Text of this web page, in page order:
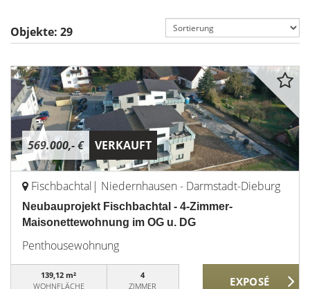
Objekte: 29
569.000,- € VERKAUFT
Fischbachtal| Niedernhausen - Darmstadt-Dieburg
Neubauprojekt Fischbachtal - 4-Zimmer-
Maisonettewohnung im OG u. DG
Penthousewohnung
139,12 m²
WOHNFLÄCHE
4
ZIMMER